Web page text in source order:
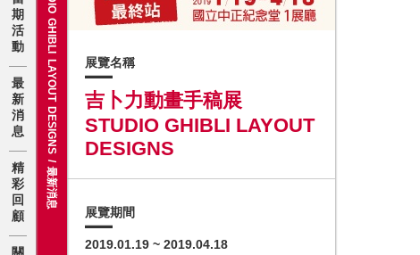
期
活
動
最
新
消
息
精
彩
回
顧
/ 最新消息
展覽名稱
吉卜力動畫手稿展
STUDIO GHIBLI LAYOUT
DESIGNS
展覽期間
2019.01.19 ~ 2019.04.18